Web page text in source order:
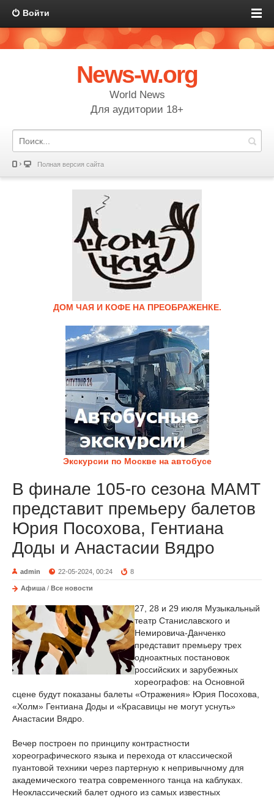
Войти
News-w.org
World News
Для аудитории 18+
Полная версия сайта
ДОМ ЧАЯ И КОФЕ НА ПРЕОБРАЖЕНКЕ.
Экскурсии по Москве на автобусе
В финале 105-го сезона МАМТ
представит премьеру балетов
Юрия Посохова, Гентиана
Доды и Анастасии Вядро
admin 22-05-2024, 00:24 8
Афиша / Все новости
27, 28 и 29 июля Музыкальный
театр Станиславского и
Немировича-Данченко
представит премьеру трех
одноактных постановок
российских и зарубежных
хореографов: на Основной
сцене будут показаны балеты «Отражения» Юрия Посохова,
«Холм» Гентиана Доды и «Красавицы не могут уснуть»
Анастасии Вядро.
Вечер построен по принципу контрастности
хореографического языка и перехода от классической
пуантовой техники через партерную к непривычному для
академического театра современного танца на каблуках.
Неоклассический балет одного из самых известных